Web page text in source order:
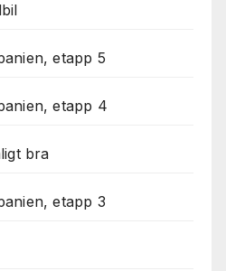
etapp 5
etapp 4
bra
etapp 3